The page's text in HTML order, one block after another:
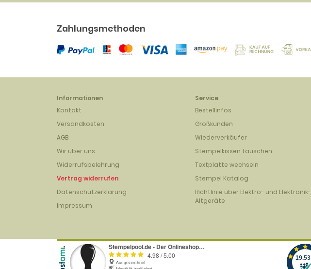
Zahlungsmethoden
Informationen
Kontakt
Versandkosten
AGB
Wir über uns
Widerrufsbelehrung
Vertrag widerrufen
Datenschutzerklärung
Impressum
Service
Bestellinfos
Großkunden
Wiederverkäufer
Stempelkissen tauschen
Textplatte wechseln
Stempel Katalog
Richtlinie über Elektro- und Elektronik-
Altgeräte